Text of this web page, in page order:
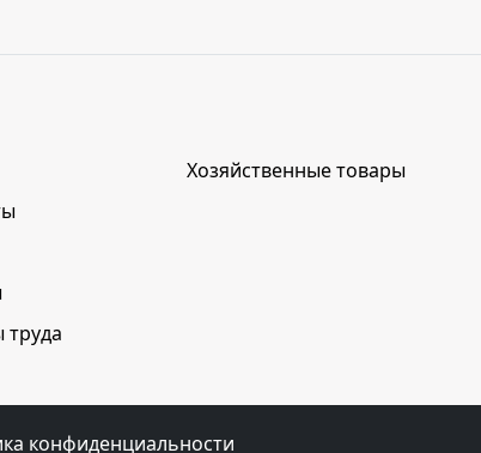
труда
Хозяйственные товары
конфиденциальности